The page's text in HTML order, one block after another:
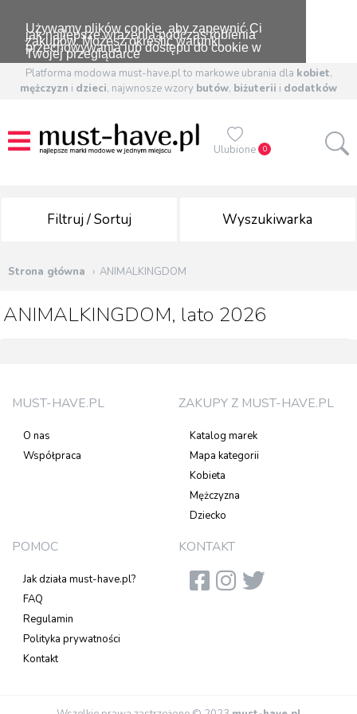
Używamy plików cookie, aby zapewnić Ci
jak najlepsze wrażenia podczas robienia
zakupów. Możesz określić warunki
przechowywania lub dostępu do cookie w
Twojej przeglądarce
Platforma modowa must-have.pl to markowe ubrania dla kobiet,
mężczyzn i dzieci, najwnosze wzory butów, biżuterii i dodatków
Ulubione 0
Filtruj / Sortuj Wyszukiwarka
Strona główna ANIMALKINGDOM
ANIMALKINGDOM, lato 2026
MUST-HAVE.PL
O nas
Współpraca
ZAKUPY Z MUST-HAVE.PL
Katalog marek
Mapa kategorii
Kobieta
Mężczyzna
Dziecko
POMOC
Jak działa must-have.pl?
FAQ
Regulamin
Polityka prywatności
Kontakt
KONTAKT